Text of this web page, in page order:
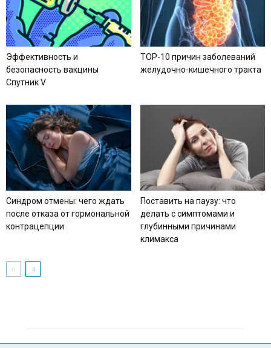
Эффективность и
безопасность вакцины
Спутник V
TOP-10 причин заболеваний
желудочно-кишечного тракта
Синдром отмены: чего ждать
после отказа от гормональной
контрацепции
Поставить на паузу: что
делать с симптомами и
глубинными причинами
климакса